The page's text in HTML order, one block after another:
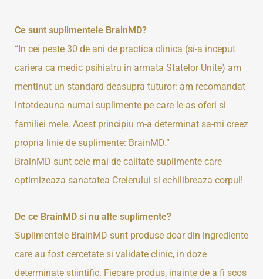
Ce sunt suplimentele BrainMD?
“In cei peste 30 de ani de practica clinica (si-a inceput
cariera ca medic psihiatru in armata Statelor Unite) am
mentinut un standard deasupra tuturor: am recomandat
intotdeauna numai suplimente pe care le-as oferi si
familiei mele. Acest principiu m-a determinat sa-mi creez
propria linie de suplimente: BrainMD.”
BrainMD sunt cele mai de calitate suplimente care
optimizeaza sanatatea Creierului si echilibreaza corpul!
De ce BrainMD si nu alte suplimente?
Suplimentele BrainMD sunt produse doar din ingrediente
care au fost cercetate si validate clinic, in doze
determinate stiintific. Fiecare produs, inainte de a fi scos